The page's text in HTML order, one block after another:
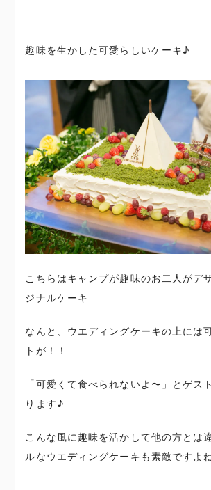
趣味を生かした可愛らしいケーキ♪
こちらはキャンプが趣味のお二人がデ
ジナルケーキ
なんと、ウエディングケーキの上には
トが！！
「可愛くて食べられないよ〜」とゲス
ります♪
こんな風に趣味を活かして他の方とは
ルなウエディングケーキも素敵ですよ